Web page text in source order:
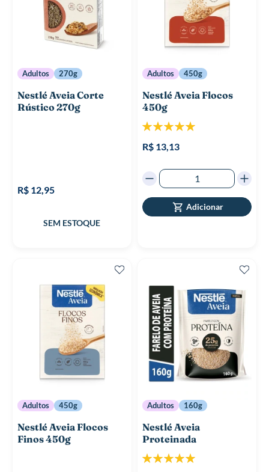
Adultos 270g
Nestlé Aveia Corte
Rústico 270g
R$ 12,95
Adultos 450g
Nestlé Aveia Flocos
450g
Classificação:
R$ 13,13
Adicionar
Adultos 450g
Nestlé Aveia Flocos
Finos 450g
Adultos 160g
Nestlé Aveia
Proteinada
Classificação: